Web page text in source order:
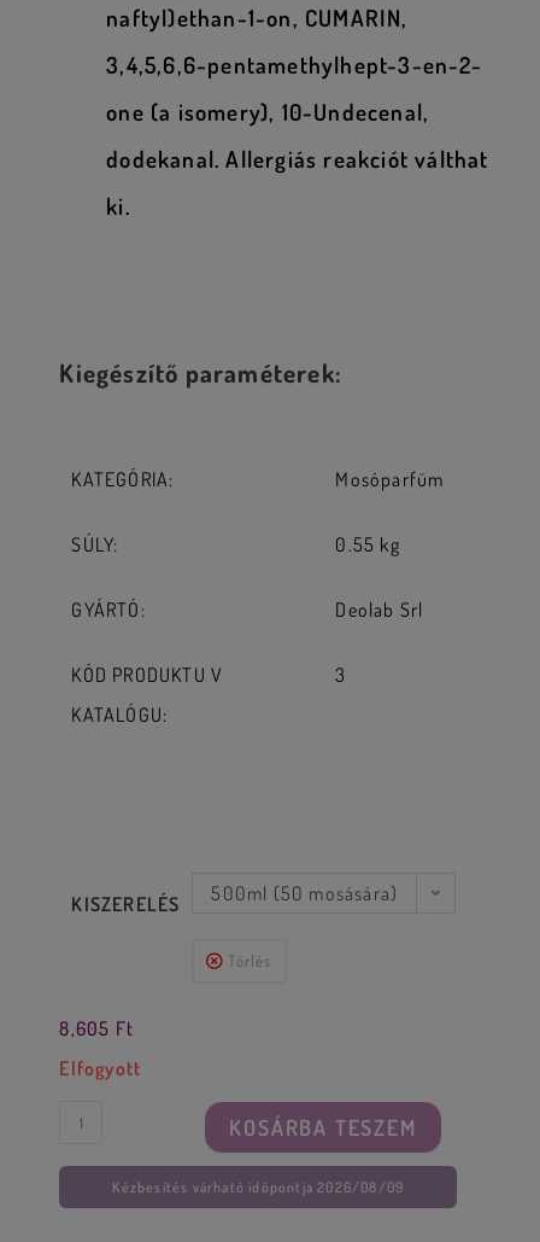
naftyl)ethan-1-on, CUMARIN,
3,4,5,6,6-pentamethylhept-3-en-2-
one (a isomery), 10-Undecenal,
dodekanal. Allergiás reakciót válthat
ki.
Kiegészítő paraméterek:
KATEGÓRIA: Mosóparfüm
SÚLY: 0.55 kg
GYÁRTÓ : Deolab Srl
KÓD PRODUKTU V
KATALÓGU:
3
KISZERELÉS 500ml (50 mosására)
Törlés
8,605 Ft
Elfogyott
KOSÁRBA TESZEM
Kézbesítés várható időpontja 2026/08/09